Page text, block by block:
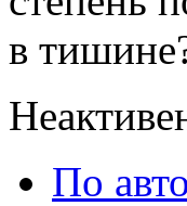
в
По